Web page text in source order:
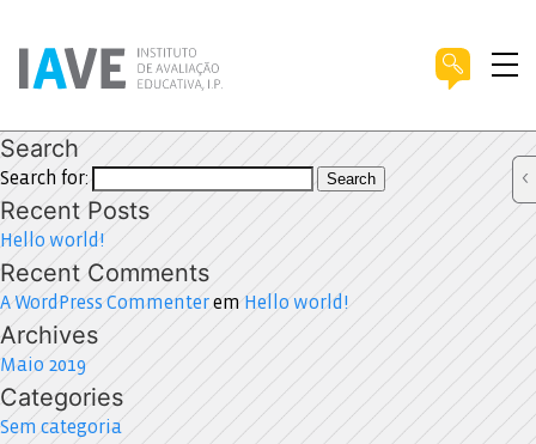
Search
Search for: Search
Recent Posts
Hello world!
Recent Comments
A WordPress Commenterem Hello world!
Archives
Maio 2019
Categories
Sem categoria